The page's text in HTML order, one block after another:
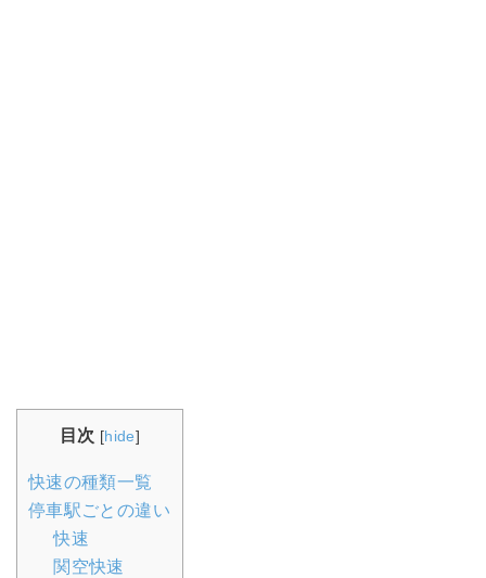
目次 [hide]
快速の種類一覧
停車駅ごとの違い
快速
関空快速